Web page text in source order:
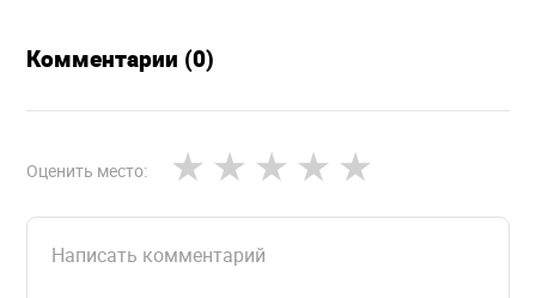
Комментарии (0)
Оценить место: